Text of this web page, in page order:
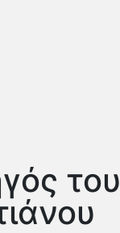
του